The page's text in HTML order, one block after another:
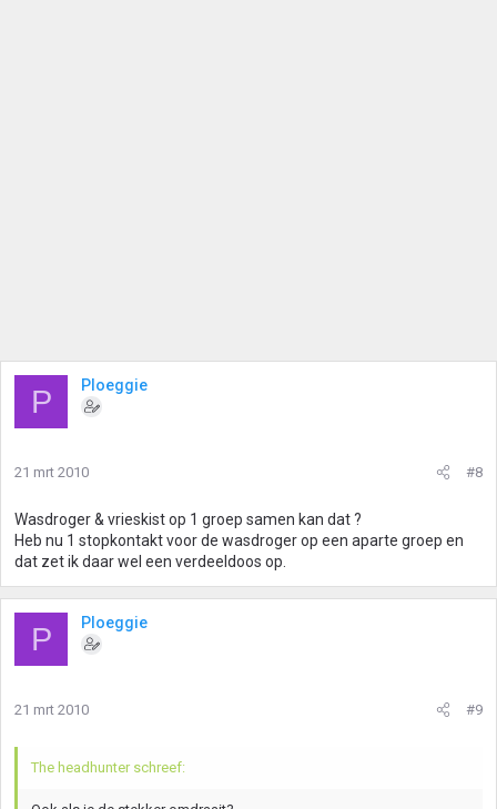
P Ploeggie
21 mrt 2010 #8
Wasdroger & vrieskist op 1 groep samen kan dat ?
Heb nu 1 stopkontakt voor de wasdroger op een aparte groep en
dat zet ik daar wel een verdeeldoos op.
P Ploeggie
21 mrt 2010 #9
The headhunter schreef: